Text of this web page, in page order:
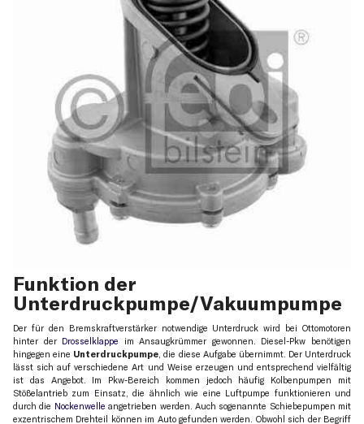
Funktion der
Unterdruckpumpe/Vakuumpumpe
Der für den Bremskraftverstärker notwendige Unterdruck wird bei Ottomotoren
hinter der Drosselklappe im Ansaugkrümmer gewonnen. Diesel-Pkw benötigen
hingegen eine Unterdruckpumpe, die diese Aufgabe übernimmt. Der Unterdruck
lässt sich auf verschiedene Art und Weise erzeugen und entsprechend vielfältig
ist das Angebot. Im Pkw-Bereich kommen jedoch häufig Kolbenpumpen mit
Stößelantrieb zum Einsatz, die ähnlich wie eine Luftpumpe funktionieren und
durch die Nockenwelle angetrieben werden. Auch sogenannte Schiebepumpen mit
exzentrischem Drehteil können im Auto gefunden werden. Obwohl sich der Begriff